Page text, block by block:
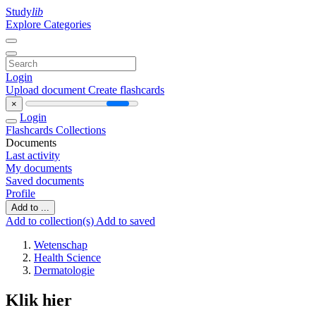
Studylib
Explore Categories
Login
Upload document Create flashcards
×
Login
Flashcards Collections
Documents
Last activity
My documents
Saved documents
Profile
Add to ...
Add to collection(s) Add to saved
Wetenschap
Health Science
Dermatologie
Klik hier